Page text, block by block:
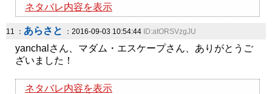
ネタバレ内容を表示
11 ： あらさと ：2016-09-03 10:54:44 ID:atORSVzgJU
yanchalさん、マダム・エスケープさん、ありがとうご
ざいました！
ネタバレ内容を表示